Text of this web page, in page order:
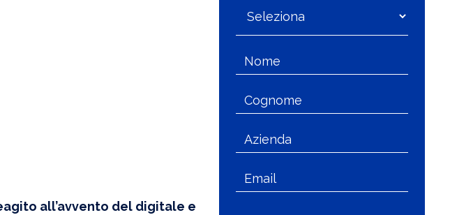
all’avvento del digitale e